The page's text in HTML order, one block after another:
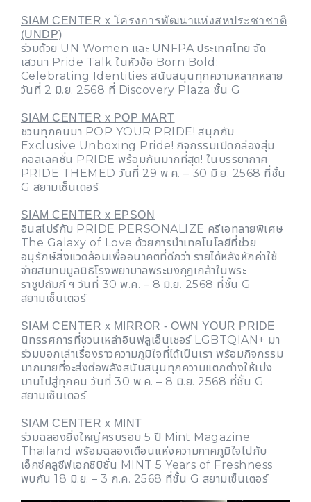
SIAM CENTER x โครงการพัฒนาแห่งสหประชาชาติ
(UNDP)
ร่วมด้วย UN Women และ UNFPA ประเทศไทย จัด
เสวนา Pride Talk ในหัวข้อ Born Bold:
Celebrating Identities สนับสนุนทุกความหลากหลาย
วันที่ 2 มิ.ย. 2568 ที่ Discovery Plaza ชั้น G
SIAM CENTER x POP MART
ชวนทุกคนมา POP YOUR PRIDE! สนุกกับ
Exclusive Unboxing Pride! กิจกรรมเปิดกล่องสุ่ม
คอลเลคชั่น PRIDE พร้อมกันมากที่สุด! ในบรรยากาศ
PRIDE THEMED วันที่ 29 พ.ค. – 30 มิ.ย. 2568 ที่ชั้น
G สยามเซ็นเตอร์
SIAM CENTER x EPSON
อินสไปร์กับ PRIDE PERSONALIZE ครีเอทลายพิเศษ
The Galaxy of Love ด้วยการนำเทคโนโลยีที่ช่วย
อนุรักษ์สิ่งแวดล้อมเพื่ออนาคตที่ดีกว่า รายได้หลังหักค่าใช้
จ่ายสมทบมูลนิธิโรงพยาบาลพระมงกุฎเกล้าในพระ
ราชูปถัมภ์ ฯ วันที่ 30 พ.ค. – 8 มิ.ย. 2568 ที่ชั้น G
สยามเซ็นเตอร์
SIAM CENTER x MIRROR - OWN YOUR PRIDE
นิทรรศการที่ชวนเหล่าอินฟลูเอ็นเซอร์ LGBTQIAN+ มา
ร่วมบอกเล่าเรื่องราวความภูมิใจที่ได้เป็นเรา พร้อมกิจกรรม
มากมายที่จะส่งต่อพลังสนับสนุนทุกความแตกต่างให้เบ่ง
บานไปสู่ทุกคน วันที่ 30 พ.ค. – 8 มิ.ย. 2568 ที่ชั้น G
สยามเซ็นเตอร์
SIAM CENTER x MINT
ร่วมฉลองยิ่งใหญ่ครบรอบ 5 ปี Mint Magazine
Thailand พร้อมฉลองเดือนแห่งความภาคภูมิใจไปกับ
เอ็กซ์คลูซีฟเอกซิบิชั่น MINT 5 Years of Freshness
พบกัน 18 มิ.ย. – 3 ก.ค. 2568 ที่ชั้น G สยามเซ็นเตอร์